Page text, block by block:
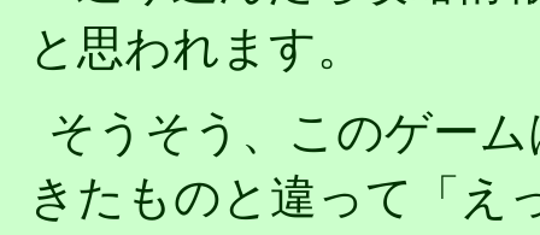
と思われます。
そうそう、このゲー
きたものと違って「え